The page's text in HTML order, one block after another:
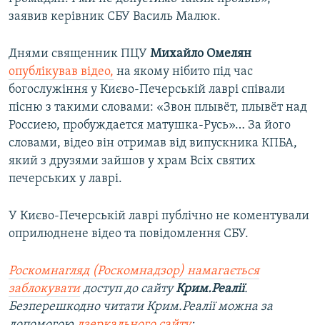
заявив керівник СБУ Василь Малюк.
Днями священник ПЦУ Михайло Омелян
опублікував відео, на якому нібито під час
богослужіння у Києво-Печерській лаврі співали
пісню з такими словами: «Звон плывёт, плывёт над
Россиею, пробуждается матушка-Русь»… За його
словами, відео він отримав від випускника КПБА,
який з друзями зайшов у храм Всіх святих
печерських у лаврі.
У Києво-Печерській лаврі публічно не коментували
оприлюднене відео та повідомлення СБУ.
Роскомнагляд (Роскомнадзор) намагається
заблокуватидоступ до сайтуКрим.Реалії.
Безперешкодно читати Крим.Реалії можна за